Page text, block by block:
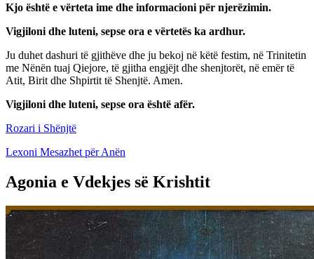
Kjo është e vërteta ime dhe informacioni për njerëzimin.
Vigjiloni dhe luteni, sepse ora e vërtetës ka ardhur.
Ju duhet dashuri të gjithëve dhe ju bekoj në këtë festim, në Trinitetin
me Nënën tuaj Qiejore, të gjitha engjëjt dhe shenjtorët, në emër të
Atit, Birit dhe Shpirtit të Shenjtë. Amen.
Vigjiloni dhe luteni, sepse ora është afër.
Rozari i Shënjtë
Lexoni Mesazhet për Anën
Agonia e Vdekjes së Krishtit